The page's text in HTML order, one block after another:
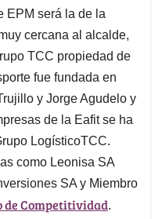
EPM será la de la
cercana al alcalde,
TCC propiedad de
fue fundada en
y Jorge Agudelo y
de la Eafit se ha
LogísticoTCC.
como Leonisa SA
SA y Miembro
de Competitividad.